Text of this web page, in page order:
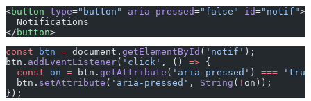
<button type="button" aria-pressed="false" id="notif">
  Notifications
</ button>
const btn = document. getElementById ( 'notif' );
btn. addEventListener( 'click' , () => {
  const
on = btn. getAttribute ( 'aria-pressed' ) ===
  btn.
setAttribute ( 'aria-pressed' , String ( ! on));
});